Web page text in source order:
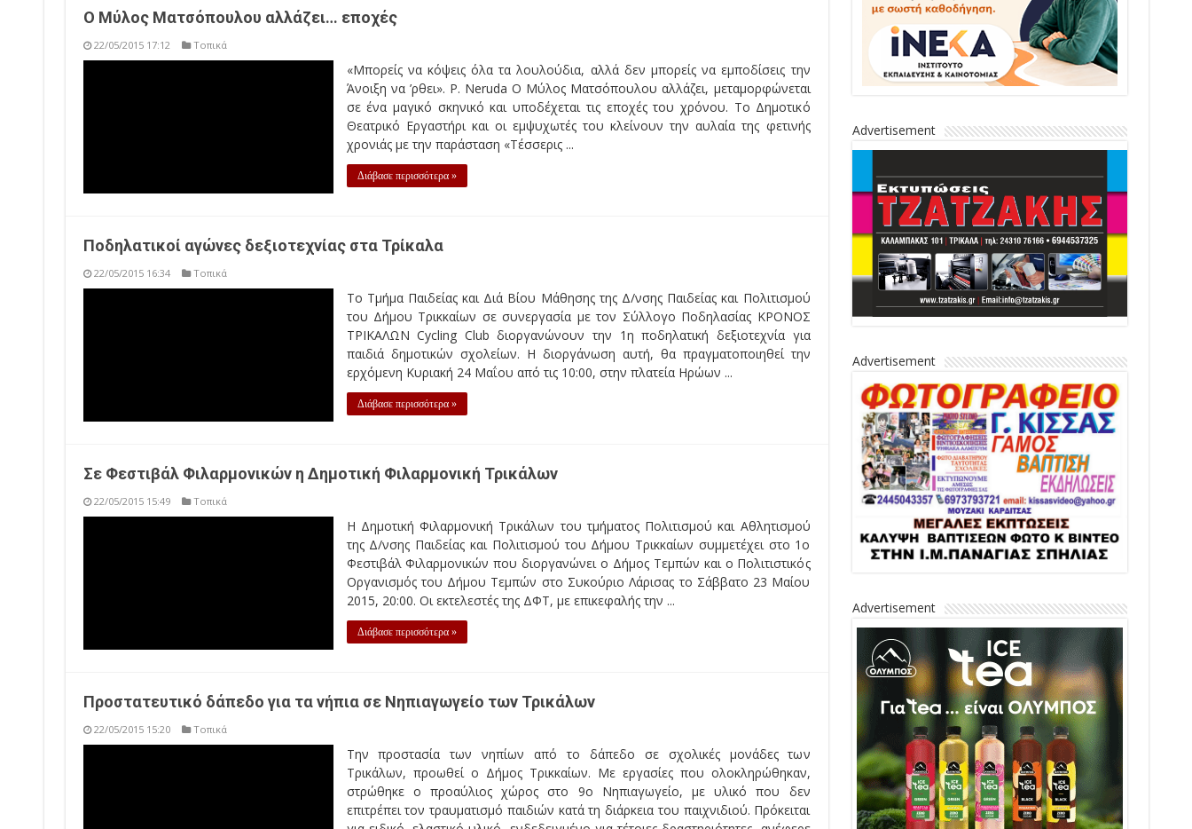
«Μπορείς να κόψεις όλα τα λουλούδια, αλλά δεν μπορείς να εμποδίσεις την Άνοιξη να ’ρθει». P. Neruda Ο Μύλος
Ματσόπουλου αλλάζει, μεταμορφώνεται σε ένα μαγικό σκηνικό και υποδέχεται τις εποχές του χρόνου. Το Δημοτικό
Θεατρικό Εργαστήρι και οι εμψυχωτές του κλείνουν την αυλαία της φετινής χρονιάς με την παράσταση «Τέσσερις ...
Ποδηλατικοί αγώνες δεξιοτεχνίας στα Τρίκαλα
σχολείων. Η διοργάνωση αυτή, θα πραγματοποιηθεί την ερχόμενη Κυριακή 24 Μαΐου από τις 10:00, στην πλατεία Ηρώων ...
Διάβασε περισσότερα »
Σε Φεστιβάλ Φιλαρμονικών η Δημοτική Φιλαρμονική Τρικάλων
Η Δημοτική Φιλαρμονική Τρικάλων του τμήματος Πολιτισμού και Αθλητισμού της Δ/νσης Παιδείας και Πολιτισμού του Δήμου
Τρικκαίων συμμετέχει στο 1ο Φεστιβάλ Φιλαρμονικών που διοργανώνει ο Δήμος Τεμπών και ο Πολιτιστικός Οργανισμός
Διάβασε περισσότερα »
Προστατευτικό δάπεδο για τα νήπια σε Νηπιαγωγείο των Τρικάλων
Την προστασία των νηπίων από το δάπεδο σε σχολικές μονάδες των Τρικάλων, προωθεί ο Δήμος Τρικκαίων. Με εργασίες
που ολοκληρώθηκαν, στρώθηκε ο προαύλιος χώρος στο 9ο Νηπιαγωγείο, με υλικό που δεν επιτρέπει τον τραυματισμό
παιδιών κατά τη διάρκεια του παιχνιδιού. Πρόκειται για ειδικό, ελαστικό υλικό, ενδεδειγμένο για τέτοιες δραστηριότητες,
Advertisement
Advertisement
Advertisement